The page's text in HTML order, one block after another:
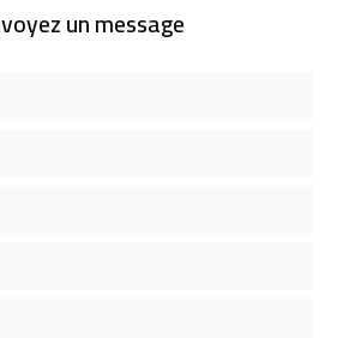
un message